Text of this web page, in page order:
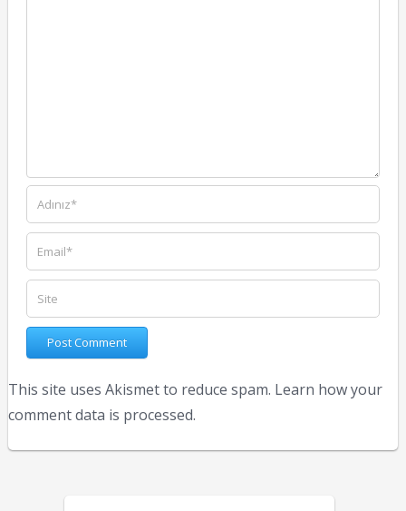
This site uses Akismet to reduce spam. Learn how your
comment data is processed.